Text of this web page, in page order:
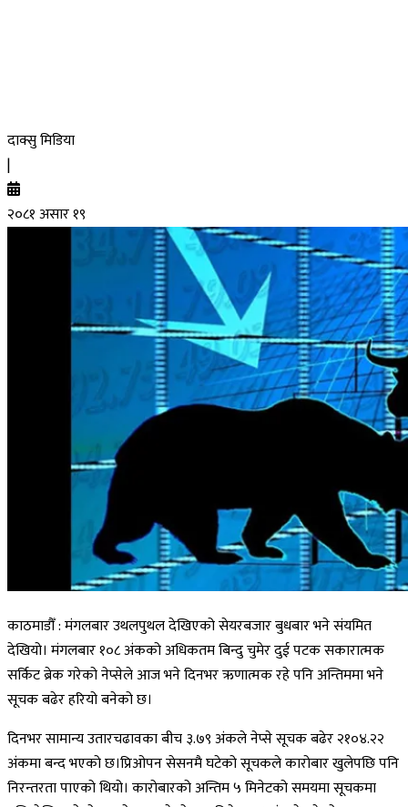
दाक्सु मिडिया
|
२०८१ असार १९
काठमाडौँ : मंगलबार उथलपुथल देखिएको सेयरबजार बुधबार भने संयमित
देखियो। मंगलबार १०८ अंकको अधिकतम बिन्दु चुमेर दुई पटक सकारात्मक
सर्किट ब्रेक गरेको नेप्सेले आज भने दिनभर ऋणात्मक रहे पनि अन्तिममा भने
सूचक बढेर हरियो बनेको छ।
दिनभर सामान्य उतारचढावका बीच ३.७९ अंकले नेप्से सूचक बढेर २१०४.२२
अंकमा बन्द भएको छ।प्रिओपन सेसनमै घटेको सूचकले कारोबार खुलेपछि पनि
निरन्तरता पाएको थियो। कारोबारको अन्तिम ५ मिनेटको समयमा सूचकमा